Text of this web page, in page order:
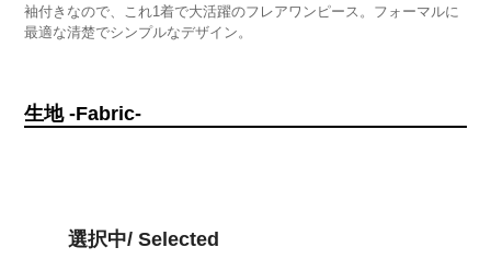
袖付きなので、これ1着で大活躍のフレアワンピース。フォーマルに
最適な清楚でシンプルなデザイン。
生地 -Fabric-
選択中/ Selected